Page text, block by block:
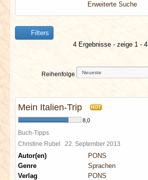
NEWS & DATES
BERICHTE
VERLOSUNGEN
SPECIALS
REDAKTION
LINKS
Erweiterte Suche
Filters
4 Ergebnisse - zeige 1 - 4
Reihenfolge
Mein Italien-Trip HOT
8,0
Buch-Tipps
Christine Rubel 22. September 2013
Autor(en)
PONS
Genre
Sprachen
Verlag
PONS